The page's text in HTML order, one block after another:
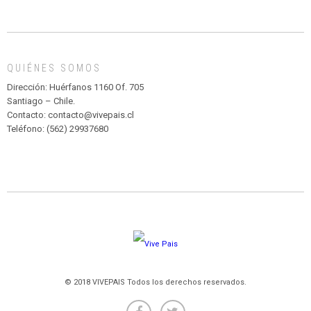
MADAGASCAR
PARQUE
HURATDO
QUIÉNES SOMOS
Dirección: Huérfanos 1160 Of. 705
Santiago – Chile.
Contacto: contacto@vivepais.cl
Teléfono: (562) 29937680
© 2018 VIVEPAIS Todos los derechos reservados.